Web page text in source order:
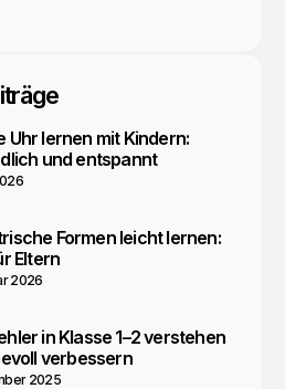
Uhr lernen mit Kindern:
und entspannt
Formen leicht lernen:
Eltern
2026
in Klasse 1–2 verstehen
verbessern
2025